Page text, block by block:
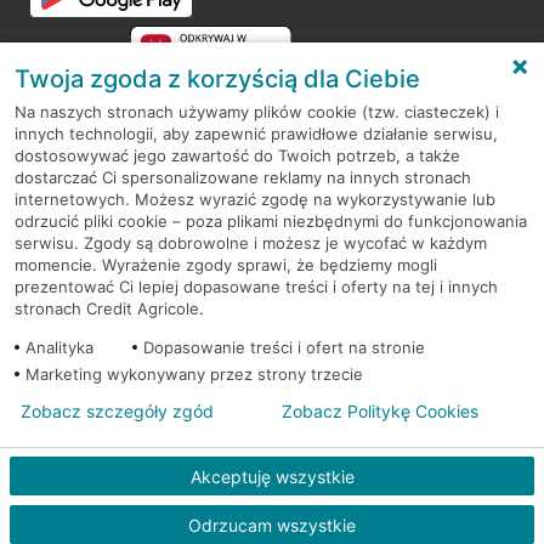
RODO
Regulamin serwisu
Mapa serwisu
PolitykaCookies
© 2026 Credit Agricole Bank Polska S.A. Wszelkie prawa zastrzeżone
Twoja zgoda z korzyścią dla Ciebie
Na naszych stronach używamy plików cookie (tzw. ciasteczek) i
innych technologii, aby zapewnić prawidłowe działanie serwisu,
dostosowywać jego zawartość do Twoich potrzeb, a także
dostarczać Ci spersonalizowane reklamy na innych stronach
internetowych. Możesz wyrazić zgodę na wykorzystywanie lub
odrzucić pliki cookie – poza plikami niezbędnymi do funkcjonowania
serwisu. Zgody są dobrowolne i możesz je wycofać w każdym
momencie. Wyrażenie zgody sprawi, że będziemy mogli
prezentować Ci lepiej dopasowane treści i oferty na tej i innych
stronach Credit Agricole.
Analityka
Dopasowanie treści i ofert na stronie
Marketing wykonywany przez strony trzecie
Akceptuję wszystkie
Odrzucam wszystkie
Zobacz szczegóły zgód Zobacz Politykę Cookies